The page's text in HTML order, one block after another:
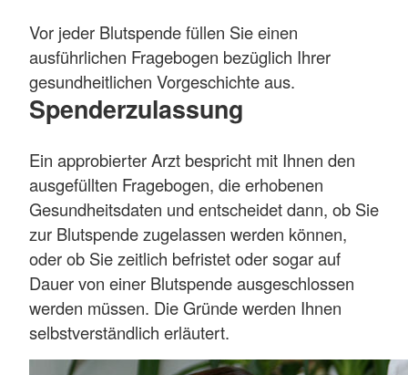
Vor jeder Blutspende füllen Sie einen
ausführlichen Fragebogen bezüglich Ihrer
gesundheitlichen Vorgeschichte aus.
Spenderzulassung
Ein approbierter Arzt bespricht mit Ihnen den
ausgefüllten Fragebogen, die erhobenen
Gesundheitsdaten und entscheidet dann, ob Sie
zur Blutspende zugelassen werden können,
oder ob Sie zeitlich befristet oder sogar auf
Dauer von einer Blutspende ausgeschlossen
werden müssen. Die Gründe werden Ihnen
selbstverständlich erläutert.